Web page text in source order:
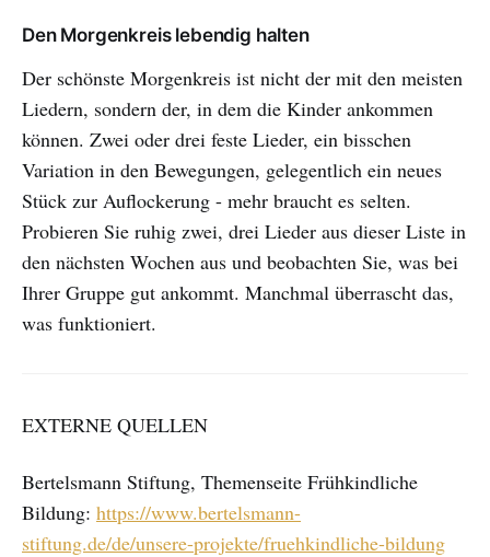
Den Morgenkreis lebendig halten
Der schönste Morgenkreis ist nicht der mit den meisten
Liedern, sondern der, in dem die Kinder ankommen
können. Zwei oder drei feste Lieder, ein bisschen
Variation in den Bewegungen, gelegentlich ein neues
Stück zur Auflockerung - mehr braucht es selten.
Probieren Sie ruhig zwei, drei Lieder aus dieser Liste in
den nächsten Wochen aus und beobachten Sie, was bei
Ihrer Gruppe gut ankommt. Manchmal überrascht das,
was funktioniert.
EXTERNE QUELLEN
Bertelsmann Stiftung, Themenseite Frühkindliche
Bildung: https://www.bertelsmann-
stiftung.de/de/unsere-projekte/fruehkindliche-bildung